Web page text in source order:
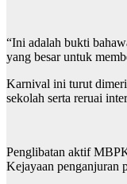
“Ini adalah bukti
yang besar untuk
Karnival ini turut
sekolah serta reruai
Penglibatan aktif
Kejayaan penganjuran